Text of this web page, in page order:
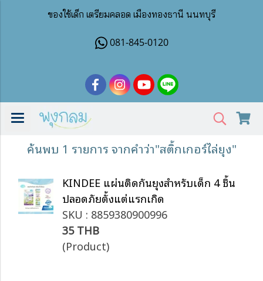
ของใช้เด็ก เตรียมคลอด เมืองทองธานี นนทบุรี
081-845-0120
ค้นพบ 1 รายการ จากคำว่า"สติ้กเกอร์ไล่ยุง"
KINDEE แผ่นติดกันยุงสำหรับเด็ก 4 ชิ้น
ปลอดภัยตั้งแต่แรกเกิด
SKU : 8859380900996
35 THB
(Product)